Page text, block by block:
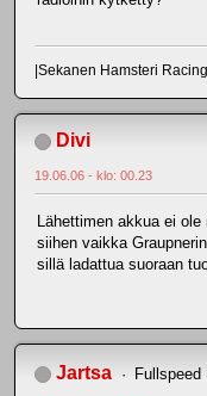
|Sekanen Hamsteri
Divi
19.06.06 - klo: 00.23
Lähettimen akkua ei
siihen vaikka
sillä ladattua suoraan
Jartsa Fullspeed